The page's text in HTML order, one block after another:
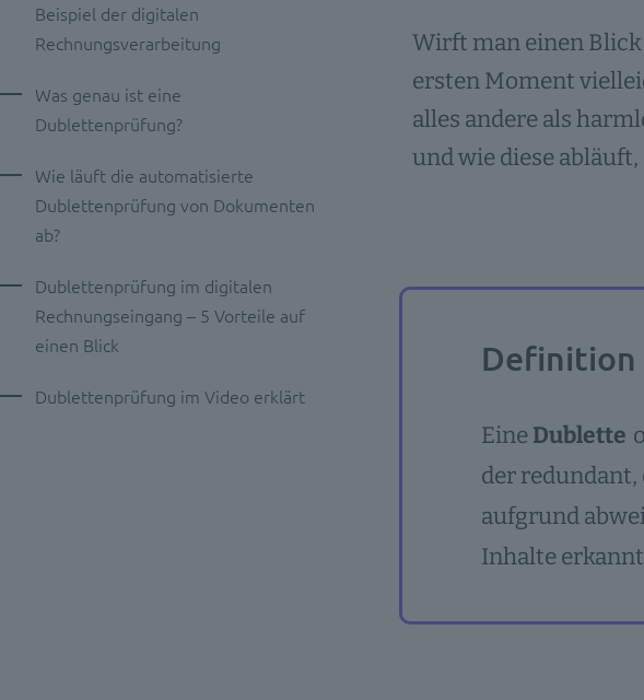
Beispiel der digitalen
Rechnungsverarbeitung
Was genau ist eine
Dublettenprüfung?
Wie läuft die automatisierte
Dublettenprüfung von Dokumenten
ab?
Dublettenprüfung im digitalen
Rechnungseingang – 5 Vorteile auf
einen Blick
Dublettenprüfung im Video erklärt
Wirft man einen
ersten Moment
alles andere als
und wie diese
EineDublette
der redundant,
aufgrund
Inhalte